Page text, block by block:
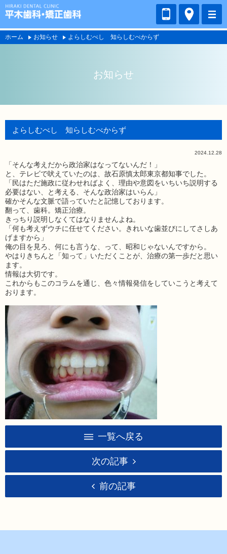
ホーム お知らせ よらしむべし 知らしむべからず
お知らせ
よらしむべし 知らしむべからず
2024.12.28
「そんな考えだから政治家はなってないんだ！」
と、テレビで吠えていたのは、故石原慎太郎東京都知事でした。
「民はただ施政に従わせればよく、理由や意図をいちいち説明する
必要はない、と考える、そんな政治家はいらん」
確かそんな文脈で語っていたと記憶しております。
翻って、歯科。矯正治療。
きっちり説明しなくてはなりませんよね。
「何も考えずウチに任せてください。きれいな歯並びにしてさしあ
げますから」
俺の目を見ろ、何にも言うな、って、昭和じゃないんですから。
やはりきちんと「知って」いただくことが、治療の第一歩だと思い
ます。
情報は大切です。
これからもこのコラムを通じ、色々情報発信をしていこうと考えて
おります。
一覧へ戻る
次の記事
前の記事